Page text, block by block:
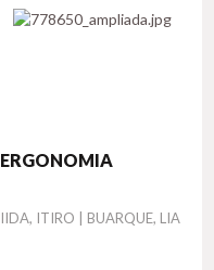
ERGONOMIA
Autor
IIDA, ITIRO | BUARQUE, LIA